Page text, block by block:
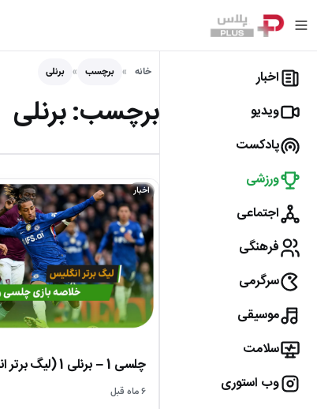
اخبار
ویدیو
پادکست
ورزشی
اجتماعی
فرهنگی
سرگرمی
موسیقی
سلامت
وب استوری
خانه برچسب برنلی
برچسب:برنلی
اخبار
چلسی 1 – برنلی 1 (لیگ برتر انگلیس)
۶ ماه قبل